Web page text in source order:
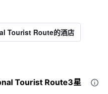
Tourist Route的酒店
Tourist Route3星​